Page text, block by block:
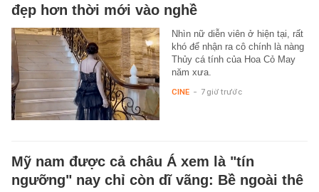
đẹp hơn thời mới vào nghề
Nhìn nữ diễn viên ở hiện tại, rất
khó để nhận ra cô chính là nàng
Thủy cá tính của Hoa Cỏ May
năm xưa.
CINE - 7 giờ trước
Mỹ nam được cả châu Á xem là "tín
ngưỡng" nay chỉ còn dĩ vãng: Bề ngoài thê